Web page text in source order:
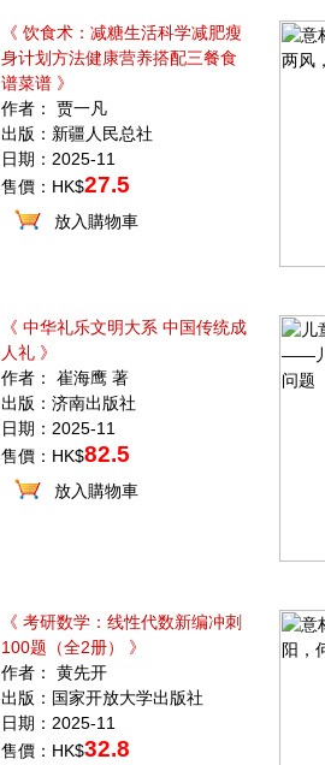
《 饮食术：减糖生活科学减肥瘦
身计划方法健康营养搭配三餐食
谱菜谱 》
作者： 贾一凡
出版：新疆人民总社
日期：2025-11
售價：HK$27.5
放入購物車
《 中华礼乐文明大系 中国传统成
人礼 》
作者： 崔海鹰 著
出版：济南出版社
日期：2025-11
售價：HK$82.5
放入購物車
《 考研数学：线性代数新编冲刺
100题（全2册） 》
作者： 黄先开
出版：国家开放大学出版社
日期：2025-11
售價：HK$32.8